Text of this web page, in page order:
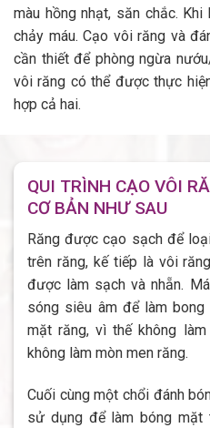
màu hồng nhạt, săn chắc. Khi
chảy máu. Cạo vôi răng và
cần thiết để phòng ngừa
vôi răng có thể được thực
hợp cả hai.
QUI TRÌNH CẠO VÔI
CƠ BẢN NHƯ SAU
Răng được cạo sạch để
trên răng, kế tiếp là vôi
được làm sạch và nhẵn.
sóng siêu âm để làm
mặt răng, vì thế không
không làm mòn men răng.
Cuối cùng một chổi đánh
sử dụng để làm bóng mặt